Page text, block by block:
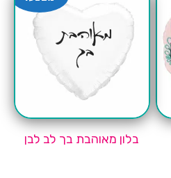
בלון מאוהבת בך לב לבן